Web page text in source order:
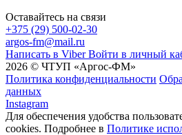
Оставайтесь на связи
+375 (29) 500-02-30
argos-fm@mail.ru
Написать в Viber Войти в личный
2026 © ЧТУП «Аргос-ФМ»
Политика конфиденциальности
данных
Instagram
Для обеспечения удобства
cookies. Подробнее в Политике